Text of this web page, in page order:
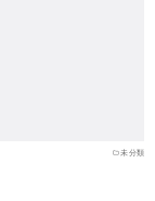
未分類